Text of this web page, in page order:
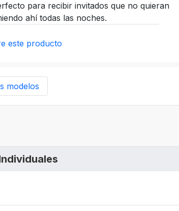
para recibir invitados que no quieran
ahí todas las noches.
este producto
modelos